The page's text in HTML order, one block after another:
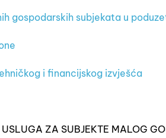
gospodarskih subjekata u
i financijskog izvješća
ZA SUBJEKTE MALOG